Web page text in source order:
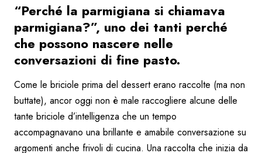
“Perché la parmigiana si chiamava
parmigiana?”, uno dei tanti perché
che possono nascere nelle
conversazioni di fine pasto.
Come le briciole prima del dessert erano raccolte (ma non
buttate), ancor oggi non è male raccogliere alcune delle
tante briciole d’intelligenza che un tempo
accompagnavano una brillante e amabile conversazione su
argomenti anche frivoli di cucina. Una raccolta che inizia da